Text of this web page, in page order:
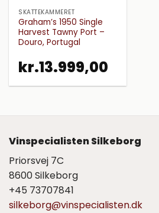
SKATTEKAMMERET
Graham’s 1950 Single
Harvest Tawny Port –
Douro, Portugal
kr.13.999,00
Vinspecialisten Silkeborg
Priorsvej 7C
8600 Silkeborg
+45 73707841
silkeborg@vinspecialisten.dk